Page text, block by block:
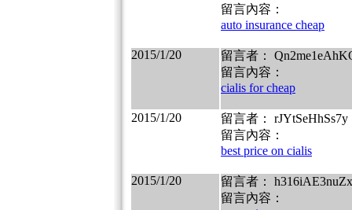
留言內容：
auto insurance cheap
2015/1/20
留言者：
留言內容：
cialis for cheap
2015/1/20
留言者： rJYtSeHhSs7y
留言內容：
best price on cialis
2015/1/20
留言者： h316iAE3nuZx
留言內容：